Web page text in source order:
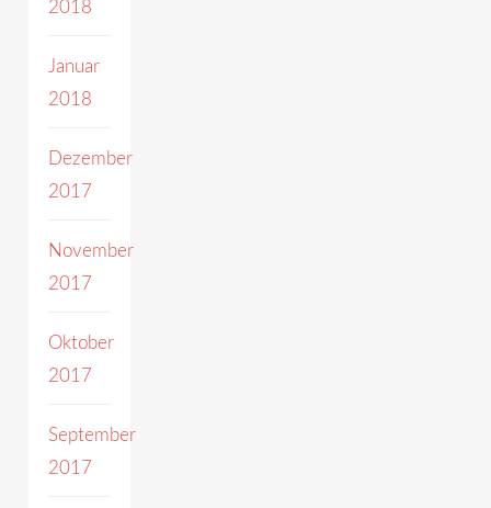
2018
Januar
2018
Dezember
2017
November
2017
Oktober
2017
September
2017